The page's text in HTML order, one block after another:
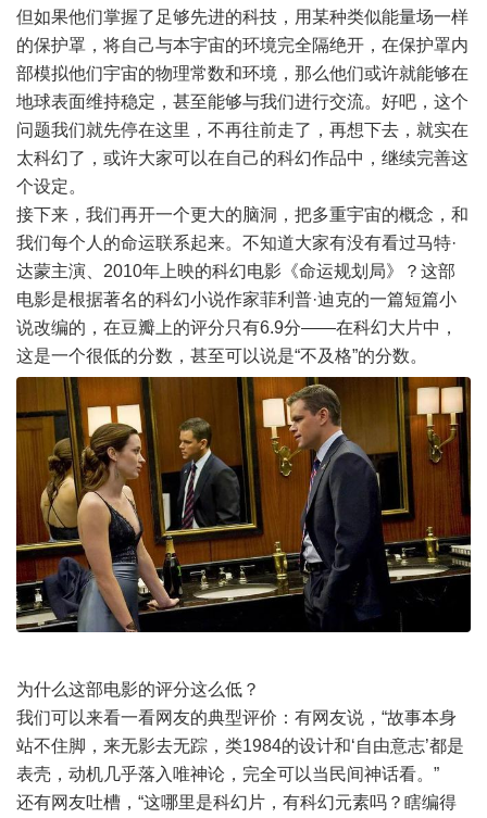
但如果他们掌握了足够先进的科技，用某种类似能量场一样
的保护罩，将自己与本宇宙的环境完全隔绝开，在保护罩内
部模拟他们宇宙的物理常数和环境，那么他们或许就能够在
地球表面维持稳定，甚至能够与我们进行交流。好吧，这个
问题我们就先停在这里，不再往前走了，再想下去，就实在
太科幻了，或许大家可以在自己的科幻作品中，继续完善这
个设定。
接下来，我们再开一个更大的脑洞，把多重宇宙的概念，和
我们每个人的命运联系起来。不知道大家有没有看过马特·
达蒙主演、2010年上映的科幻电影《命运规划局》？这部
电影是根据著名的科幻小说作家菲利普·迪克的一篇短篇小
说改编的，在豆瓣上的评分只有6.9分——在科幻大片中，
这是一个很低的分数，甚至可以说是“不及格”的分数。
为什么这部电影的评分这么低？
我们可以来看一看网友的典型评价：有网友说，“故事本身
站不住脚，来无影去无踪，类1984的设计和‘自由意志’都是
表壳，动机几乎落入唯神论，完全可以当民间神话看。”
还有网友吐槽，“这哪里是科幻片，有科幻元素吗？瞎编得